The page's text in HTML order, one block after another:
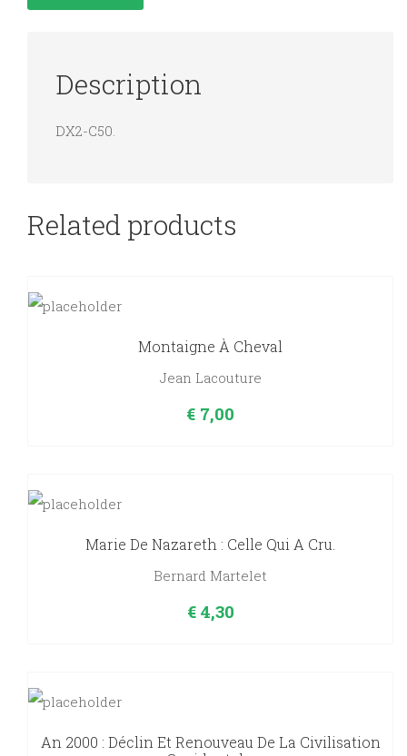
Description
DX2-C50.
Related products
Montaigne À Cheval
Jean Lacouture
€ 7,00
Marie De Nazareth : Celle Qui A Cru.
Bernard Martelet
€4,30
An 2000 : Déclin Et Renouveau De La Civilisation